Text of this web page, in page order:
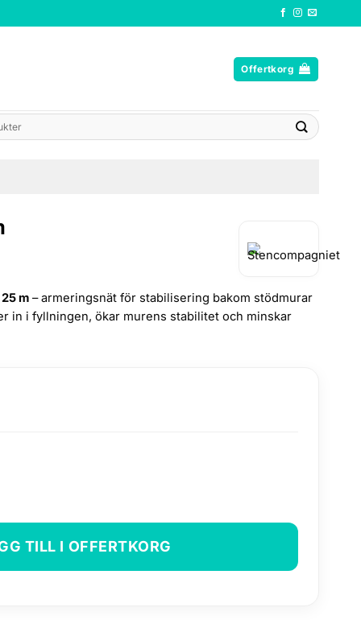
Offertkorg
m – armeringsnät för stabilisering bakom stödmurar
in i fyllningen, ökar murens stabilitet och minskar
TILL I OFFERTKORG